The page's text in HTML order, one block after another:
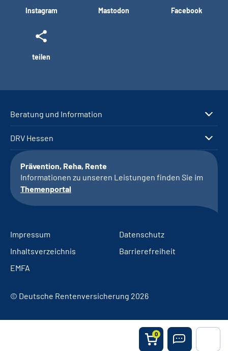
0
Instagram Mastodon Facebook
teilen
Beratung und Information
DRV Hessen
Prävention, Reha, Rente
Informationen zu unseren Leistungen finden Sie im
Themenportal
Impressum
Datenschutz
Inhaltsverzeichnis
Barrierefreiheit
EMFA
© Deutsche Rentenversicherung 2026